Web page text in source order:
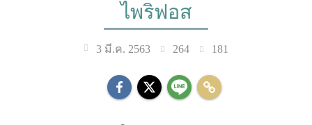
ไพริฟอส
3 มี.ค. 2563 264 181